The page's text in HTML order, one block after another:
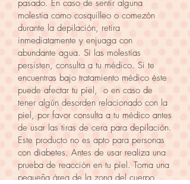
pasado. En caso de sentir alguna
molestia como cosquilleo o comezón
durante la depilación, retira
inmediatamente y enjuaga con
abundante agua. Si las molestias
persisten, consulta a tu médico. Si te
encuentras bajo tratamiento médico éste
puede afectar tu piel, o en caso de
tener algún desorden relacionado con la
piel, por favor consulta a tu médico antes
de usar las tiras de cera para depilación.
Este producto no es apto para personas
con diabetes. Antes de usar realiza una
prueba de reacción en tu piel. Toma una
pequeña área de la zona del cuerpo